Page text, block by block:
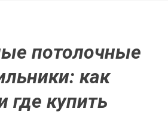
потолочные
как
где купить